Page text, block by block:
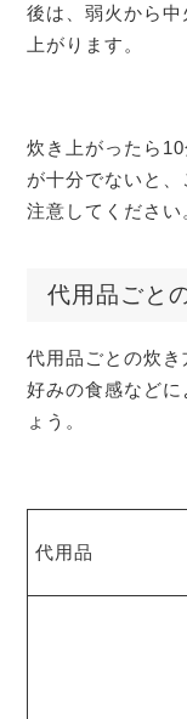
後は、弱火から
上がります。
炊き上がったら
が十分でないと
注意してください
代用品ごと
代用品ごとの炊
好みの食感など
ょう。
代用品